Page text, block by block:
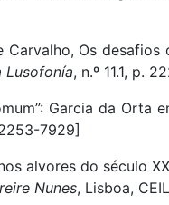
Os
Lusofonía, n.º 11.1, p.
Garcia da Orta
7929]
alvores do século
Nunes, Lisboa,